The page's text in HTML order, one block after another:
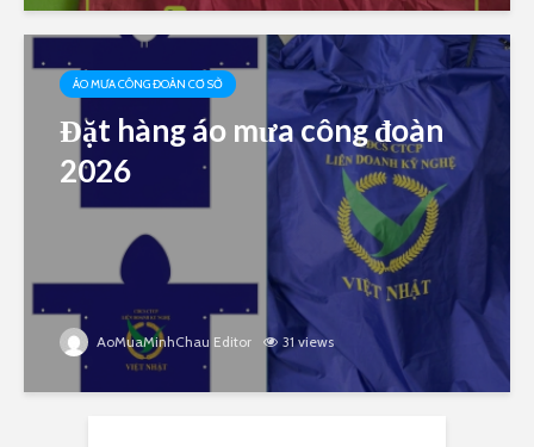
ÁO MƯA CÔNG ĐOÀN CƠ SỞ
Đặt hàng áo mưa công đoàn
2026
AoMuaMinhChau Editor 31 views